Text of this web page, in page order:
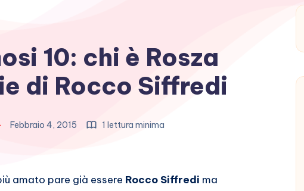
10: chi è Rosza
di Rocco Siffredi
Febbraio 4, 2015 1 lettura minima
amato pare già essere Rocco Siffredi ma